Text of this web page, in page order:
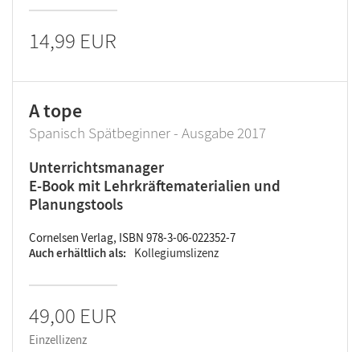
14,99 EUR
A tope
Spanisch Spätbeginner - Ausgabe 2017
Unterrichtsmanager
E-Book mit Lehrkräftematerialien und
Planungstools
Cornelsen Verlag, ISBN 978-3-06-022352-7
Auch erhältlich als
Kollegiumslizenz
49,00 EUR
Einzellizenz